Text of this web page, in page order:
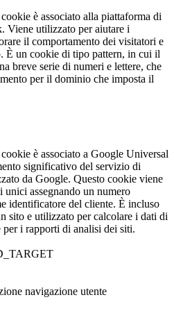
è associato alla piattaforma di
Viene utilizzato per aiutare i
il comportamento dei visitatori e
È un cookie di tipo pattern, in cui il
breve serie di numeri e lettere, che
per il dominio che imposta il
è associato a Google Universal
significativo del servizio di
da Google. Questo cookie viene
assegnando un numero
identificatore del cliente. È incluso
sito e utilizzato per calcolare i dati di
per i rapporti di analisi dei siti.
navigazione utente